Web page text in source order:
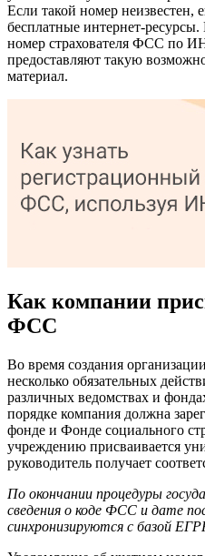
Если такой номер неизвестен,
бесплатные интернет-
номер страхователя ФСС по
предоставляют такую
материал.
Как компании
ФСС
Во время создания
несколько обязательных
различных ведомствах и
порядке компания должна
фонде и Фонде социального
учреждению присваивается
руководитель получает
По окончании процедуры
сведения о коде ФСС и дате
синхронизируются с базой